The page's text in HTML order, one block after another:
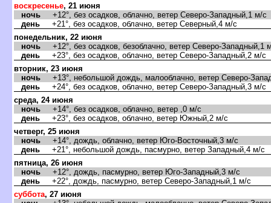
оскресенье, 21 июня
ночь +12°, без осадков, облачно, ветер Северо-Западный,1 м/с
день +21°, без осадков, облачно, ветер Северный,4 м/с
понедельник, 22 июня
ночь +12°, без осадков, безоблачно, ветер Северо-Западный,1
день +23°, без осадков, облачно, ветер Северо-Западный,2 м/с
торник, 23 июня
ночь +13°, небольшой дождь, малооблачно, ветер Северо-
день +24°, без осадков, облачно, ветер Северо-Западный,3 м/с
среда, 24 июня
ночь +14°, без осадков, облачно, ветер ,0 м/с
день +23°, без осадков, облачно, ветер Южный,2 м/с
четверг, 25 июня
ночь +14°, дождь, облачно, ветер Юго-Восточный,3 м/с
день +21°, небольшой дождь, пасмурно, ветер Западный,4 м/с
пятница, 26 июня
ночь +12°, дождь, пасмурно, ветер Юго-Западный,3 м/с
день +22°, дождь, пасмурно, ветер Северо-Западный,1 м/с
суббота, 27 июня